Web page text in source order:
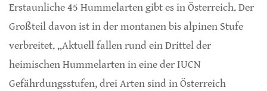
Erstaunliche 45 Hummelarten gibt es in Österreich. Der
Großteil davon ist in der montanen bis alpinen Stufe
verbreitet. „Aktuell fallen rund ein Drittel der
heimischen Hummelarten in eine der IUCN
Gefährdungsstufen, drei Arten sind in Österreich